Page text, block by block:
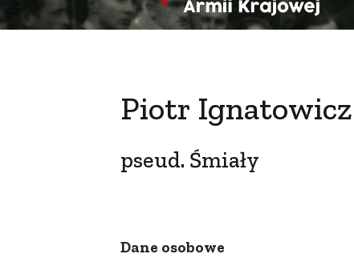
Piotr Ignatowicz
pseud. Śmiały
Dane osobowe